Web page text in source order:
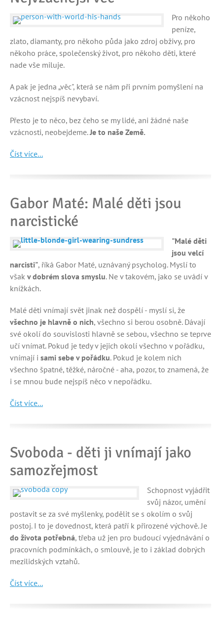
Pro někoho
peníze,
zlato, diamanty, pro někoho půda jako zdroj obživy, pro
někoho práce, společenský život, pro někoho děti, které
nade vše miluje.
A pak je jedna „věc", která se nám při prvním pomyšlení na
vzácnost nejspíš nevybaví.
Přesto je to něco, bez čeho se my lidé, ani žádné naše
vzácnosti, neobejdeme.Je to naše Země.
Číst více...
Gabor Maté: Malé děti jsou
narcistické
"Malé děti
jsou velcí
narcisti", říká Gabor Maté, uznávaný psycholog. Myslí to
však v dobrém slova smyslu. Ne v takovém, jako se uvádí v
knížkách.
Malé děti vnímají svět jinak než dospělí - myslí si, že
všechno je hlavně o nich, všechno si berou osobně. Dávají
své okolí do souvislosti hlavně se sebou, všechno se teprve
učí vnímat. Pokud je tedy v jejich okolí všechno v pořádku,
vnímají i sami sebe v pořádku. Pokud je kolem nich
všechno špatné, těžké, náročné - aha, pozor, to znamená, že
i se mnou bude nejspíš něco v nepořádku.
Číst více...
Svoboda - děti ji vnímají jako
samozřejmost
Schopnost vyjádřit
svůj názor, umění
postavit se za své myšlenky, podělit se s okolím o svůj
postoj. I to je dovednost, která patří k přirozené výchově. Je
do života potřebná, třeba už jen pro budoucí vyjednávání o
pracovních podmínkách, o smlouvě, je to i základ dobrých
mezilidských vztahů.
Číst více...